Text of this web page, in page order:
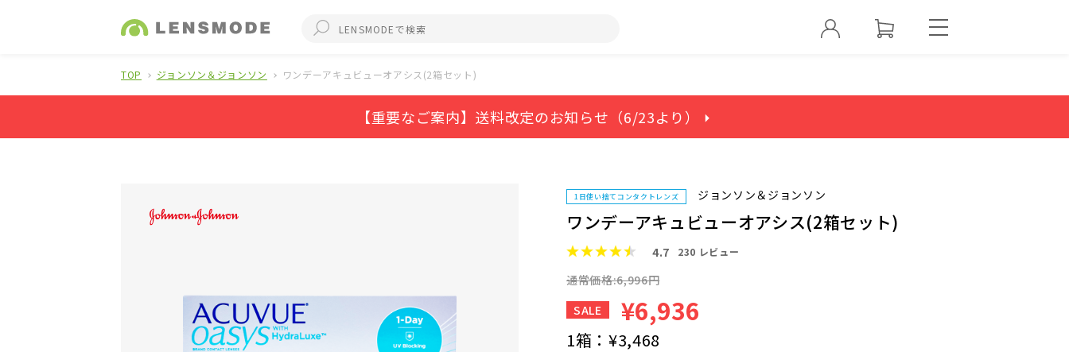
TOP ジョンソン＆ジョンソン ワンデーアキュビューオアシス(2箱セット)
【重要なご案内】送料改定のお知らせ（6/23より） ⏵
1日使い捨てコンタクトレンズ ジョンソン＆ジョンソン
ワンデーアキュビューオアシス(2箱セット)
4.7 230 レビュー
通常価格:6,996円
SALE
¥6,936
1箱： ¥3,468